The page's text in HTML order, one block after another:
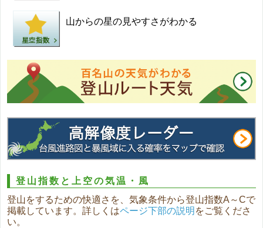
山からの星の見やすさがわかる
登山指数と上空の気温・風
登山をするための快適さを、気象条件から登山指数A～Cで
掲載しています。詳しくはページ下部の説明 をご覧くださ
い。